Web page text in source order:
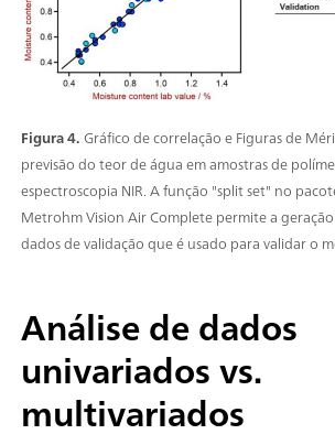
Figura 4.Gráfico de correlação e Figuras de
previsão do teor de água em amostras de
espectroscopia NIR. A função "split set" no
Metrohm Vision Air Complete permite a
dados de validação que é usado para validar o
Análise de dados
univariados vs.
multivariados